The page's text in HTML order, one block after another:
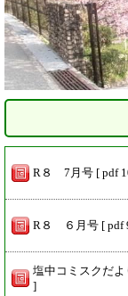
R８ 7月号 [ pdf
R８ ６月号 [ pdf
塩中コミスクだよ
]